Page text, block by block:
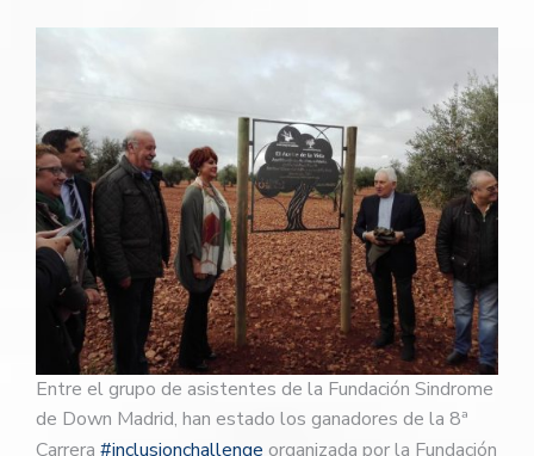
Entre el grupo de asistentes de la Fundación Sindrome
de Down Madrid, han estado los ganadores de la 8ª
Carrera #inclusionchallenge organizada por la Fundación